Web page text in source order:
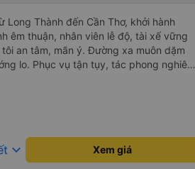
Long Thành đến Cần Thơ, khởi hành
êm thuận, nhân viên lễ độ, tài xế vững
lo. Phục vụ tận tụy, tác phong nghiêm
thời buổi kim tiền vội vã. Xã hội loạn đạo.
keyboard_arrow_down Xem giá